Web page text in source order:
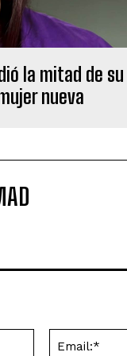
la mitad de su
nueva